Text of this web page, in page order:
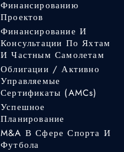
Финансированию
Проектов
Финансирование И
Консультации По Яхтам
И Частным Самолетам
Облигации / Активно
Управляемые
Сертификаты (AMCs)
Успешное
Планирование
M&A В Сфере Спорта И
Футбола